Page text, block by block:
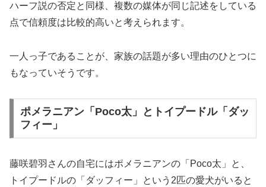
ハーフ説の否定と同様、複数の媒体が同じ記述をしている
点で信頼度は比較的高いと考えられます。
一人っ子であることが、家族の話題が多い理由のひとつに
もなっていそうです。
ポメラニアン「Poco太」とトイプードル「ダッ
フィー」
藤咲碧羽さんの自宅にはポメラニアンの「Poco太」と、
トイプードルの「ダッフィー」という2匹の愛犬がいると